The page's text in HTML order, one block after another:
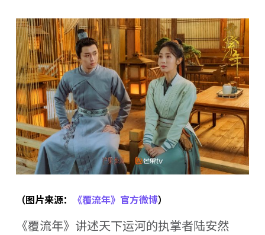
（图片来源： 《覆流年》官方微博）
《覆流年》讲述天下运河的执掌者陆安然